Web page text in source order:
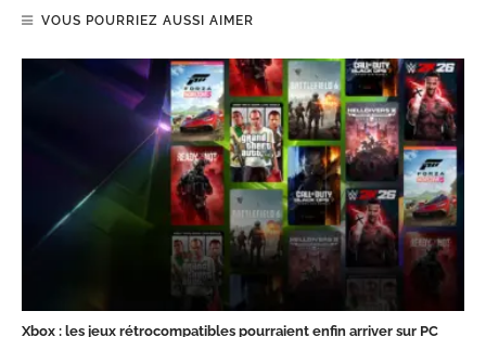
VOUS POURRIEZ AUSSI AIMER
Xbox : les jeux rétrocompatibles pourraient enfin arriver sur PC